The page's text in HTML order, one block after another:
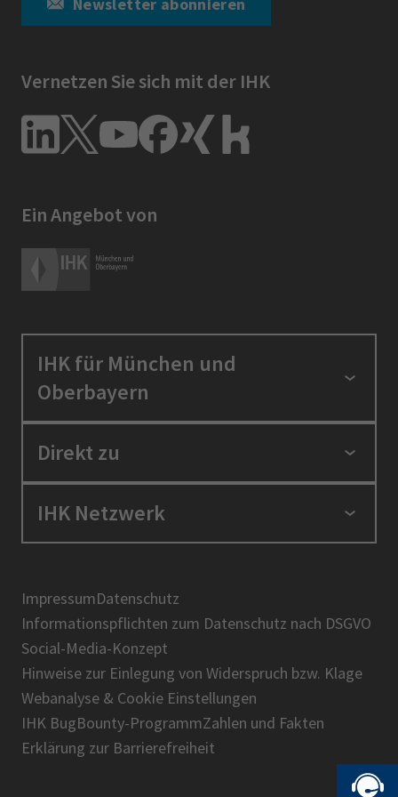
Vernetzen Sie sich mit der IHK
Ein Angebot von
IHK für München und
Oberbayern
Standortpolitik
Berufszugang
Über uns
Direkt zu
Positionen
Presse
IHK-Magazin
IHK Netzwerk
BIHK
DIHK
AHK
IHK-Standortportal Bayern
ImpressumDatenschutz
Informationspflichten zum Datenschutz nach DSGVO
Social-Media-Konzept
Hinweise zur Einlegung von Widerspruch bzw. Klage
Webanalyse & Cookie Einstellungen
IHK BugBounty-ProgrammZahlen und Fakten
Erklärung zur Barrierefreiheit